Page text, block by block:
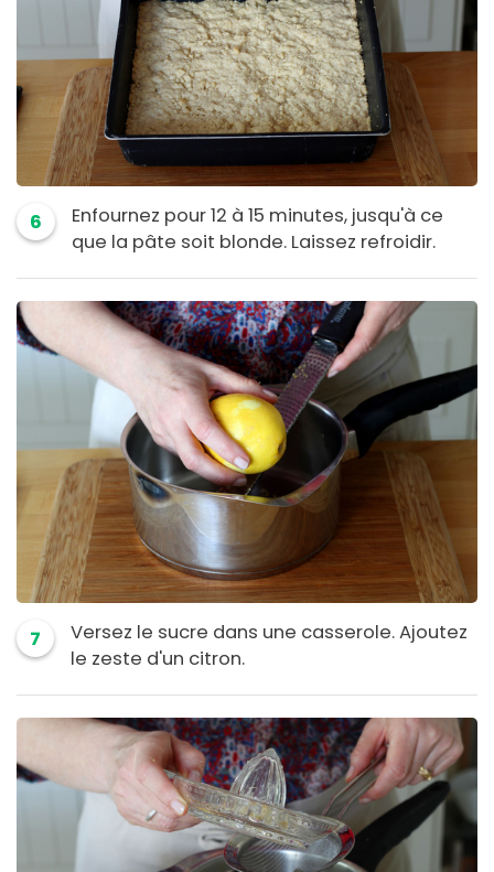
6
Enfournez pour 12 à 15 minutes, jusqu'à ce
que la pâte soit blonde. Laissez refroidir.
7
Versez le sucre dans une casserole. Ajoutez
le zeste d'un citron.